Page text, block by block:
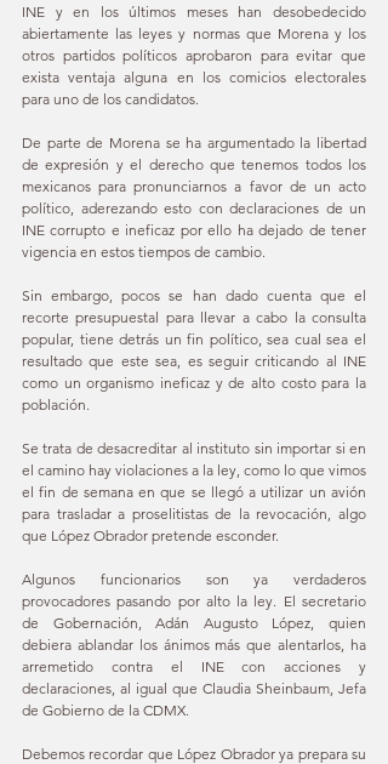
INE y en los últimos meses han desobedecido
abiertamente las leyes y normas que Morena y los
otros partidos políticos aprobaron para evitar que
exista ventaja alguna en los comicios electorales
para uno de los candidatos.
De parte de Morena se ha argumentado la libertad
de expresión y el derecho que tenemos todos los
mexicanos para pronunciarnos a favor de un acto
político, aderezando esto con declaraciones de un
INE corrupto e ineficaz por ello ha dejado de tener
vigencia en estos tiempos de cambio.
Sin embargo, pocos se han dado cuenta que el
recorte presupuestal para llevar a cabo la consulta
popular, tiene detrás un fin político, sea cual sea el
resultado que este sea, es seguir criticando al INE
como un organismo ineficaz y de alto costo para la
población.
Se trata de desacreditar al instituto sin importar si en
el camino hay violaciones a la ley, como lo que vimos
el fin de semana en que se llegó a utilizar un avión
para trasladar a proselitistas de la revocación, algo
que López Obrador pretende esconder.
Algunos funcionarios son ya verdaderos
provocadores pasando por alto la ley. El secretario
de Gobernación, Adán Augusto López, quien
debiera ablandar los ánimos más que alentarlos, ha
arremetido contra el INE con acciones y
declaraciones, al igual que Claudia Sheinbaum, Jefa
de Gobierno de la CDMX.
Debemos recordar que López Obrador ya prepara su